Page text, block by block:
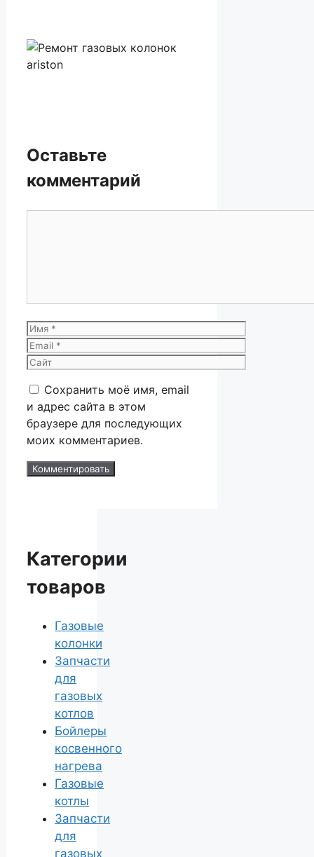
Оставьте
комментарий
Имя
Email
Сайт
Сохранить моё имя, email
и адрес сайта в этом
браузере для последующих
моих комментариев.
Категории
товаров
Газовые
колонки
Запчасти
для
газовых
котлов
Бойлеры
косвенного
нагрева
Газовые
котлы
Запчасти
для
газовых